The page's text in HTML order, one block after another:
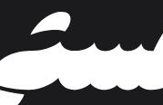
کوک
مدام
رخ